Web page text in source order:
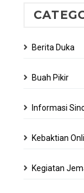
Berita Duka
Buah Pikir
Informasi
Kebaktian
Kegiatan